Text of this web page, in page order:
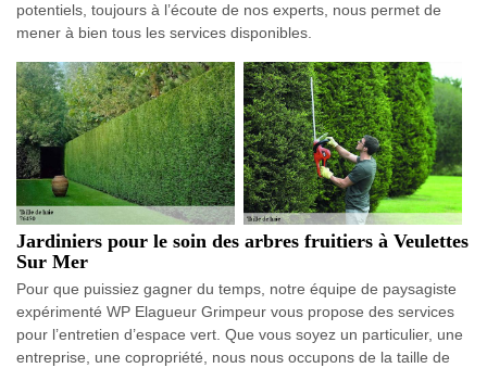
potentiels, toujours à l’écoute de nos experts, nous permet de
mener à bien tous les services disponibles.
Jardiniers pour le soin des arbres fruitiers à Veulettes
Sur Mer
Pour que puissiez gagner du temps, notre équipe de paysagiste
expérimenté WP Elagueur Grimpeur vous propose des services
pour l’entretien d’espace vert. Que vous soyez un particulier, une
entreprise, une copropriété, nous nous occupons de la taille de